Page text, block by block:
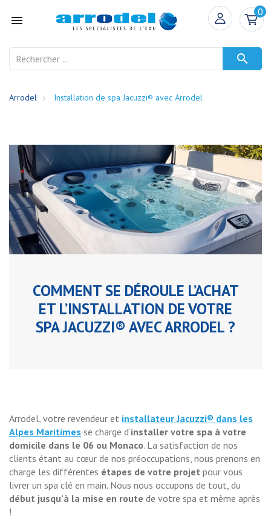

0

Arrodel Installation de spa Jacuzzi® avec Arrodel
COMMENT SE DÉROULE L’ACHAT
ET L’INSTALLATION DE VOTRE
SPA JACUZZI® AVEC ARRODEL ?
Arrodel, votre revendeur et installateur Jacuzzi® dans les
Alpes Maritimes se charge d’installer votre spa à votre
domicile dans le 06 ou Monaco. La satisfaction de nos
clients étant au cœur de nos préoccupations, nous prenons en
charge les différentes étapes de votre projet pour vous
livrer un spa clé en main. Nous nous occupons de tout, du
début jusqu’à la mise en route de votre spa et même après
!